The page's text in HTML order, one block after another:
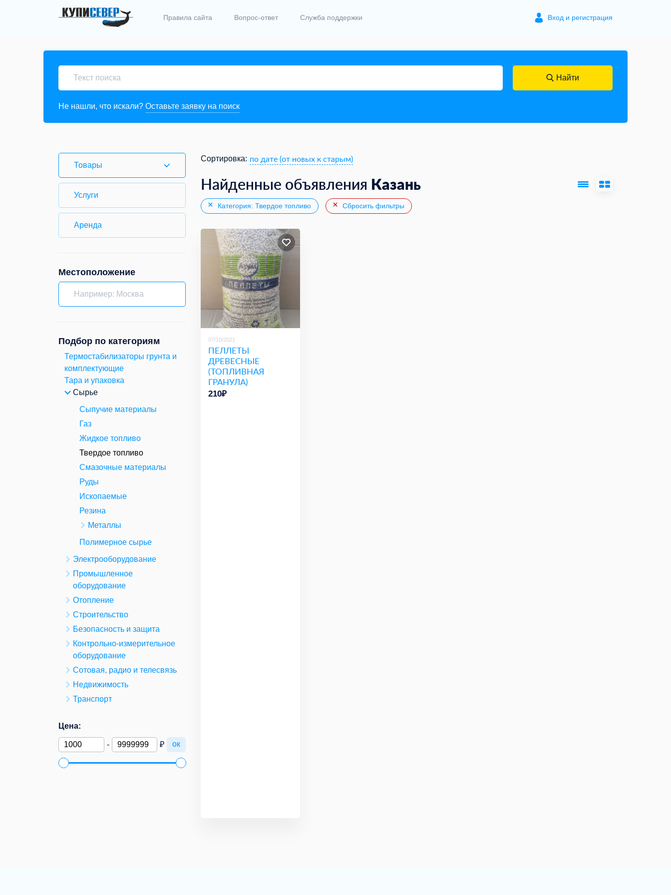
Правила сайта Вопрос-ответ Служба поддержки Вход и регистрация
Найти
Не нашли, что искали? Оставьте заявку на поиск
Товары
Услуги
Аренда
Местоположение
Подбор по категориям
Термостабилизаторы грунта и
комплектующие
Тара и упаковка
Сырье
Сыпучие материалы
Газ
Жидкое топливо
Твердое топливо
Смазочные материалы
Руды
Ископаемые
Резина
Металлы
Полимерное сырье
Электрооборудование
Промышленное
оборудование
Отопление
Строительство
Безопасность и защита
Контрольно-измерительное
оборудование
Сотовая, радио и телесвязь
Недвижимость
Транспорт
Цена:
- ₽ ок
Сортировка: по дате (от новых к старым)
Найденные объявления Казань
Категория: Твердое топливо Сбросить фильтры
07/10/2021
ПЕЛЛЕТЫ
ДРЕВЕСНЫЕ
(ТОПЛИВНАЯ
ГРАНУЛА)
210₽